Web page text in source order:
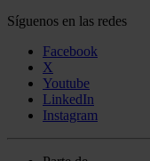
Síguenos en las redes
Facebook
X
Youtube
LinkedIn
Instagram